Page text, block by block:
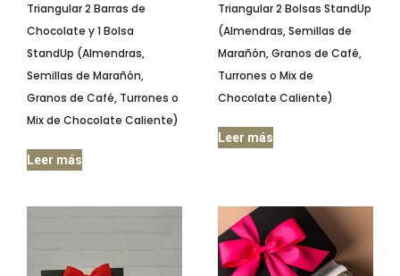
Triangular 2 Barras de
Chocolate y 1 Bolsa
StandUp (Almendras,
Semillas de Marañón,
Granos de Café, Turrones o
Mix de Chocolate Caliente)
Leer más
Triangular 2 Bolsas StandUp
(Almendras, Semillas de
Marañón, Granos de Café,
Turrones o Mix de
Chocolate Caliente)
Leer más